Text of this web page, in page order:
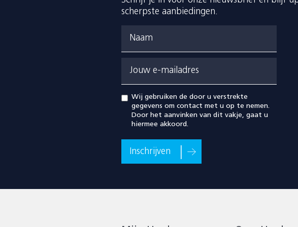
scherpste aanbiedingen.
Naam
Jouw e-mailadres
Wij gebruiken de door u verstrekte
gegevens om contact met u op te nemen.
Door het aanvinken van dit vakje, gaat u
hiermee akkoord.
Inschrijven